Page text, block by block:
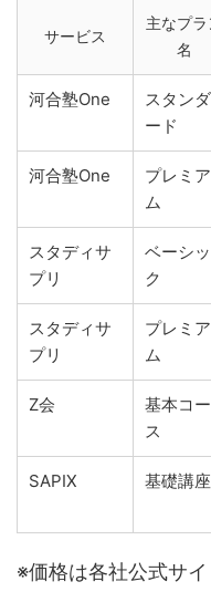
サービス
主なプラ
名
河合塾One
スタンダ
ード
河合塾One
プレミア
ム
スタディサ
プリ
ベーシッ
ク
スタディサ
プリ
プレミア
ム
Z会
基本コー
ス
SAPIX 基礎講座
※価格は各社公式サ